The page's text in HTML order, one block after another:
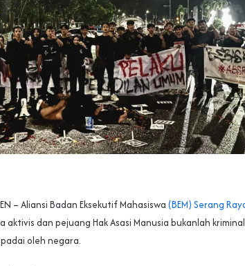
– Aliansi Badan Eksekutif Mahasiswa (BEM) Serang
aktivis dan pejuang Hak Asasi Manusia bukanlah
oleh negara.